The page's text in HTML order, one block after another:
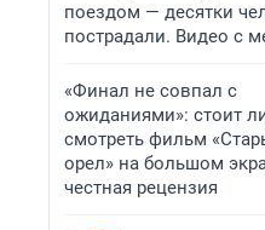
поездом — десятки
пострадали. Видео с
«Финал не совпал с
ожиданиями»: стоит
смотреть фильм
орел» на большом
честная рецензия